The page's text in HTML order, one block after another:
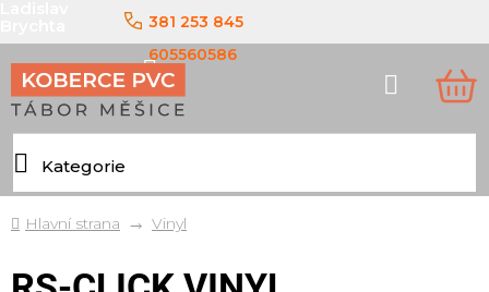
381 253 845
605560586
Hledat
Domů Vinyl